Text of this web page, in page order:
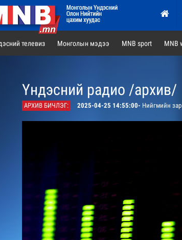
телевиз Монголын мэдээ MNB sport MNB
Үндэсний радио /архив/
АРХИВ БИЧЛЭГ: 2025-04-25 14:55:00- Нийгмийн